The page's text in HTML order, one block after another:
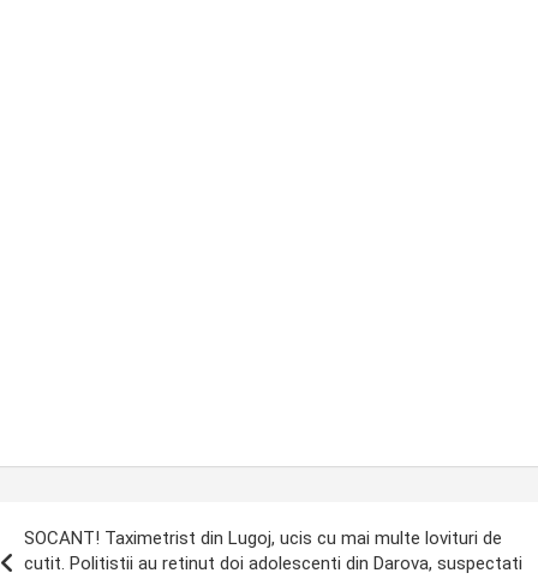
SOCANT! Taximetrist din Lugoj, ucis cu mai multe lovituri de
cutit. Politistii au retinut doi adolescenti din Darova, suspectati